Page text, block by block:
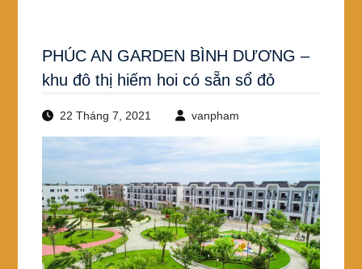
PHÚC AN GARDEN BÌNH DƯƠNG –
khu đô thị hiếm hoi có sẵn sổ đỏ
22 Tháng 7, 2021 vanpham